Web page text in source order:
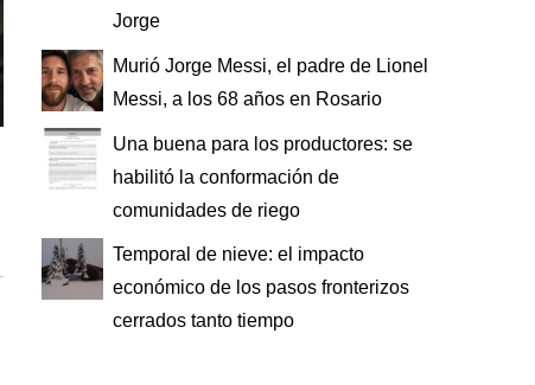
Jorge
Murió Jorge Messi, el padre de Lionel
Messi, a los 68 años en Rosario
Una buena para los productores: se
habilitó la conformación de
comunidades de riego
Temporal de nieve: el impacto
económico de los pasos fronterizos
cerrados tanto tiempo